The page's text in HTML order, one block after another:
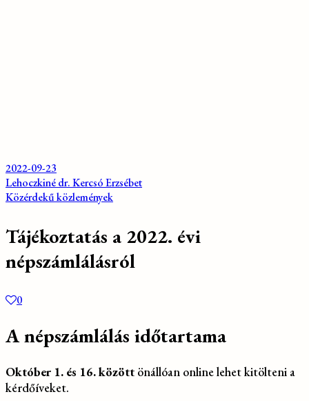
2022-09-23
Lehoczkiné dr. Kercsó Erzsébet
Közérdekű közlemények
Tájékoztatás a 2022. évi
népszámlálásról
0
A népszámlálás időtartama
Október 1. és 16. között önállóan online lehet kitölteni a
kérdőíveket.